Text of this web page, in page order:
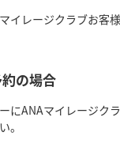
イレージクラブお客
の場合
にANAマイレージク
。